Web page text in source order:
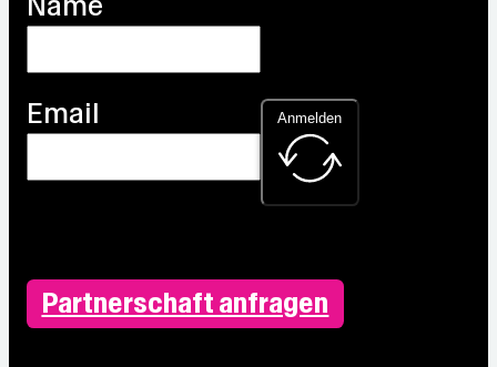
Partnerschaft anfragen
Name
Email Anmelden